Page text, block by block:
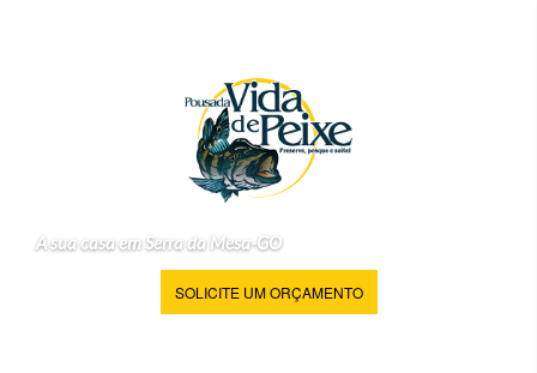
A sua casa em Serra da Mesa-GO
SOLICITE UM ORÇAMENTO